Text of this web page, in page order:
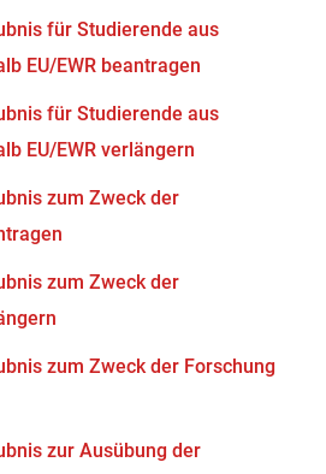
für Studierende aus
EU/EWR beantragen
für Studierende aus
EU/EWR verlängern
zum Zweck der
zum Zweck der
zum Zweck der Forschung
zur Ausübung der